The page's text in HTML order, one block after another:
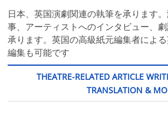
日本、英国演劇関連の執筆を承ります
事、アーティストへのインタビュー、
承ります。英国の高級紙元編集者によ
編集も可能です
THEATRE-RELATED ARTICLE
TRANSLATION &